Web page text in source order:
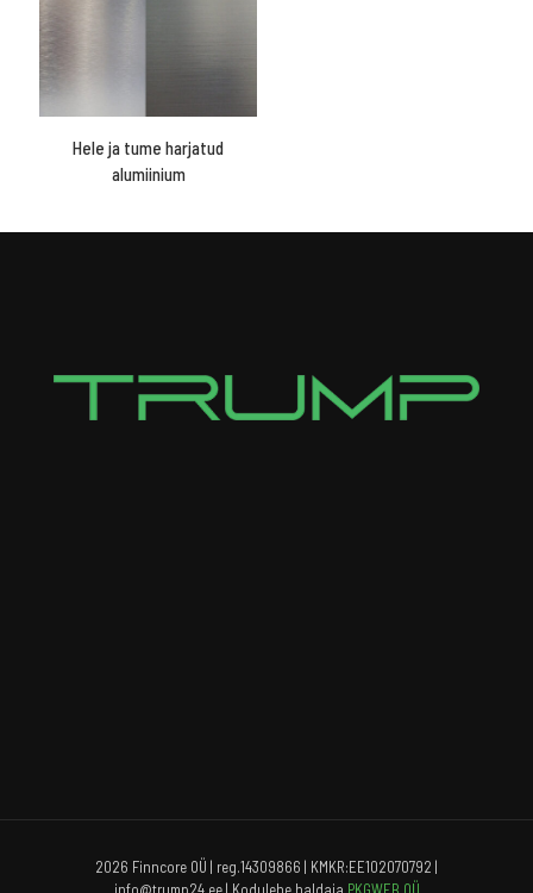
Hele ja tume harjatud
alumiinium
2026 Finncore OÜ | reg.14309866 | KMKR:EE102070792 |